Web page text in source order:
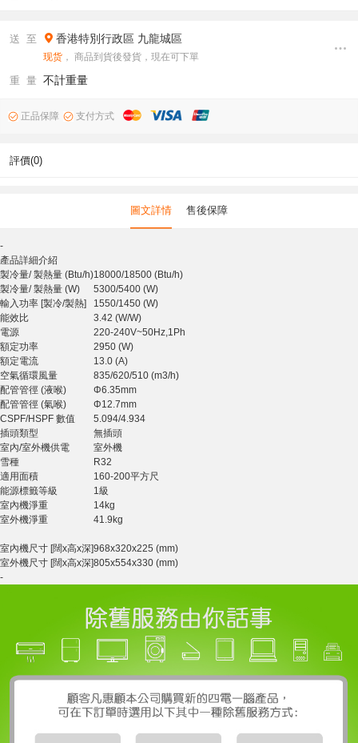
送 至 香港特別行政區 九龍城區
现货 ， 商品到貨後發貨，現在可下單
重 量 不計重量
正品保障 支付方式
評價(0)
圖文詳情 售後保障
-
產品詳細介紹
製冷量/ 製熱量 (Btu/h)18000/18500 (Btu/h)
製冷量/ 製熱量 (W)
5300/5400 (W)
輸入功率 [製冷/製熱]
1550/1450 (W)
能效比
3.42 (W/W)
電源
220-240V~50Hz,1Ph
額定功率
2950 (W)
額定電流
13.0 (A)
空氣循環風量
835/620/510 (m3/h)
配管管徑 (液喉)
Φ6.35mm
配管管徑 (氣喉)
Φ12.7mm
CSPF/HSPF 數值
5.094/4.934
插頭類型
無插頭
室內/室外機供電
室外機
雪種
R32
適用面積
160-200平方尺
能源標籤等級
1級
室內機淨重
14kg
室外機淨重
41.9kg
室內機尺寸 [闊x高x深]968x320x225 (mm)
室外機尺寸 [闊x高x深]805x554x330 (mm)
-